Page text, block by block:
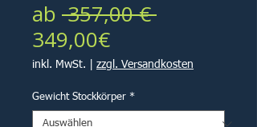
ab 357,00 €
349,00€Sale-
Preis
inkl. MwSt. zzgl. Versandkosten
Gewicht Stockkörper *